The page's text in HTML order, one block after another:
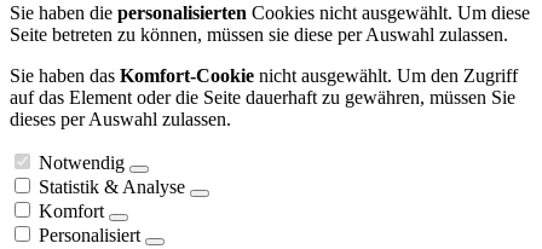
Sie haben die personalisierten Cookies nicht ausgewählt. Um diese
Seite betreten zu können, müssen sie diese per Auswahl zulassen.
Sie haben das Komfort-Cookie nicht ausgewählt. Um den Zugriff
auf das Element oder die Seite dauerhaft zu gewähren, müssen Sie
dieses per Auswahl zulassen.
Notwendig
Statistik & Analyse
Komfort
Personalisiert